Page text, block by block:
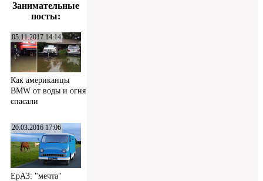
Занимательные
посты:
05.11.2017 14:14
Как американцы
BMW от воды и огня
спасали
20.03.2016 17:06
ЕрАЗ: "мечта"